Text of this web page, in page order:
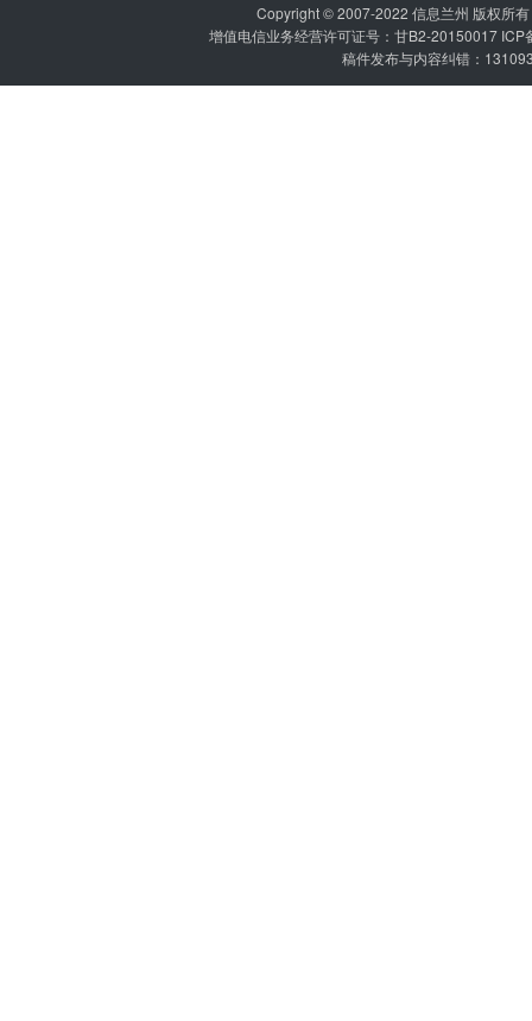
Copyright © 2007-2022 信息兰州 版权所
增值电信业务经营许可证号：甘B2-20150017 ICP
稿件发布与内容纠错：